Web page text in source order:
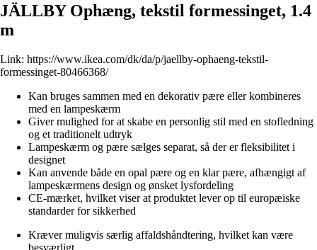
JÄLLBY Ophæng, tekstil formessinget, 1.4
m
Link: https://www.ikea.com/dk/da/p/jaellby-ophaeng-tekstil-
formessinget-80466368/
Kan bruges sammen med en dekorativ pære eller kombineres
med en lampeskærm
Giver mulighed for at skabe en personlig stil med en stofledning
og et traditionelt udtryk
Lampeskærm og pære sælges separat, så der er fleksibilitet i
designet
Kan anvende både en opal pære og en klar pære, afhængigt af
lampeskærmens design og ønsket lysfordeling
CE-mærket, hvilket viser at produktet lever op til europæiske
standarder for sikkerhed
Kræver muligvis særlig affaldshåndtering, hvilket kan være